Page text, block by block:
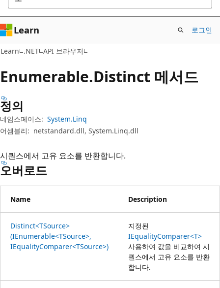
뛰
기Learn 로그인
Learn .NET API 브라우저
Enumerable.Distinct 메서드
정의
네임스페이스: System.Linq
어셈블리: netstandard.dll, System.Linq.dll
시퀀스에서 고유 요소를 반환합니다.
오버로드
Name Description
Distinct<TSource>
(IEnumerable<TSource>,
IEqualityComparer<TSource>)
지정된
IEqualityComparer<T>
사용하여 값을 비교하여 시
퀀스에서 고유 요소를 반환
합니다.